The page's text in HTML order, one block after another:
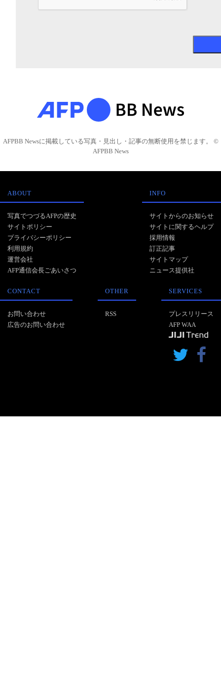
AFPBB Newsに掲載している写真・見出し・記事の無断使用を禁じます。 ©
AFPBB News
ABOUT
写真でつづるAFPの歴史
サイトポリシー
プライバシーポリシー
利用規約
運営会社
AFP通信会長ごあいさつ
INFO
サイトからのお知らせ
サイトに関するヘルプ
採用情報
訂正記事
サイトマップ
ニュース提供社
CONTACT
お問い合わせ
広告のお問い合わせ
OTHER
RSS
SERVICES
プレスリリース
AFP WAA